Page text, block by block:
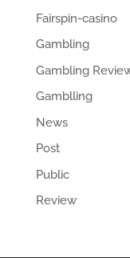
Fairspin-casino
Gambling
Gambling
Gamblling
News
Post
Public
Review